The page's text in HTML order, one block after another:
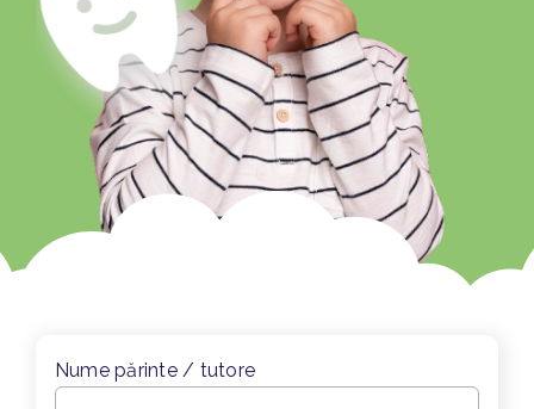
Nume părinte / tutore